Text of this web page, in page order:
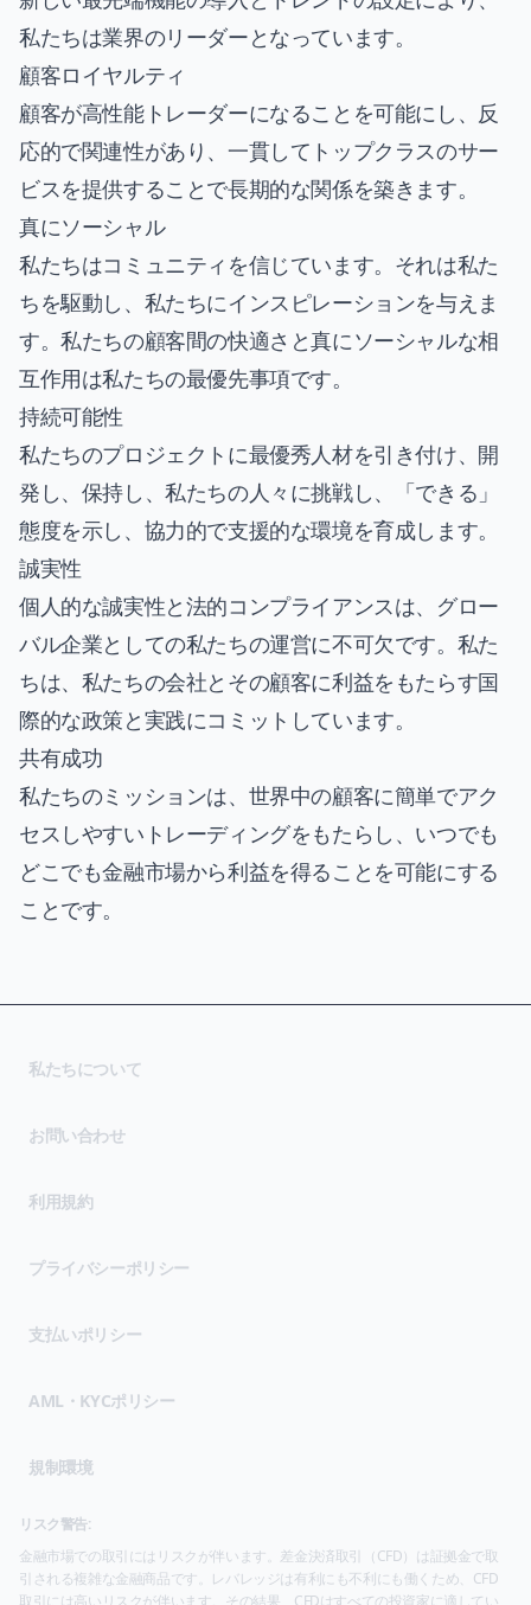
私たちは業界のリーダーとなっています。
顧客ロイヤルティ
顧客が高性能トレーダーになることを可能にし、反
応的で関連性があり、一貫してトップクラスのサー
ビスを提供することで長期的な関係を築きます。
真にソーシャル
私たちはコミュニティを信じています。それは私た
ちを駆動し、私たちにインスピレーションを与えま
す。私たちの顧客間の快適さと真にソーシャルな相
互作用は私たちの最優先事項です。
持続可能性
私たちのプロジェクトに最優秀人材を引き付け、開
発し、保持し、私たちの人々に挑戦し、「できる」
態度を示し、協力的で支援的な環境を育成します。
誠実性
個人的な誠実性と法的コンプライアンスは、グロー
バル企業としての私たちの運営に不可欠です。私た
ちは、私たちの会社とその顧客に利益をもたらす国
際的な政策と実践にコミットしています。
共有成功
私たちのミッションは、世界中の顧客に簡単でアク
セスしやすいトレーディングをもたらし、いつでも
どこでも金融市場から利益を得ることを可能にする
ことです。
私たちについて
お問い合わせ
利用規約(opens in new tab)
プライバシーポリシー
支払いポリシー
AML・KYCポリシー
規制環境
リスク警告:
金融市場での取引にはリスクが伴います。差金決済取引（CFD）は証拠金で取
引される複雑な金融商品です。レバレッジは有利にも不利にも働くため、CFD
取引には高いリスクが伴います。その結果、CFDはすべての投資家に適してい